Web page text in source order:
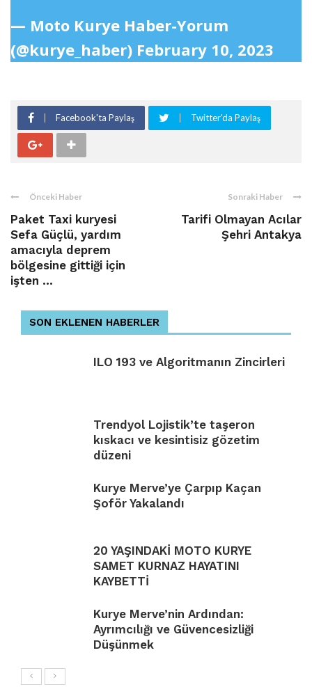
— Moto Kurye Haber-Yorum
(@kurye_haber) February 10, 2023
Facebook'ta Paylaş Twitter'da Paylaş
Önceki Haber
Paket Taxi kuryesi
Sefa Güçlü, yardım
amacıyla deprem
bölgesine gittiği için
işten ...
Sonraki Haber
Tarifi Olmayan Acılar
Şehri Antakya
SON EKLENEN HABERLER
ILO 193 ve Algoritmanın Zincirleri
Trendyol Lojistik’te taşeron
kıskacı ve kesintisiz gözetim
düzeni
Kurye Merve’ye Çarpıp Kaçan
Şoför Yakalandı
20 YAŞINDAKİ MOTO KURYE
SAMET KURNAZ HAYATINI
KAYBETTİ
Kurye Merve’nin Ardından:
Ayrımcılığı ve Güvencesizliği
Düşünmek